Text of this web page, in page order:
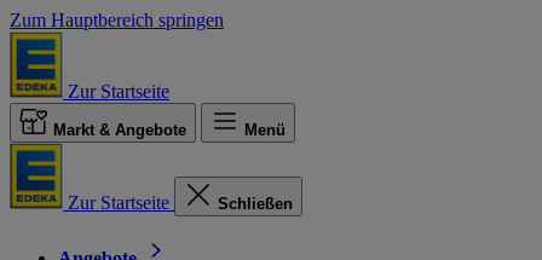
Zum Hauptbereich springen
Zur Startseite
Markt & Angebote Menü
Zur Startseite Schließen